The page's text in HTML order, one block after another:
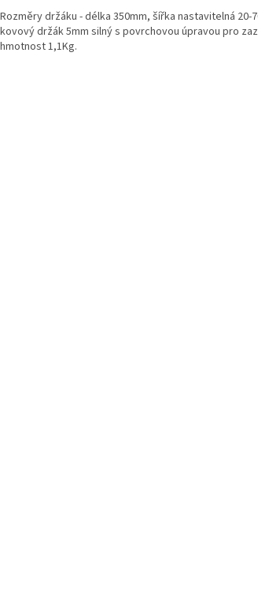
Rozměry držáku - délka 350mm, šířka nastavitelná 20-
kovový držák 5mm silný s povrchovou úpravou pro
hmotnost 1,1Kg.